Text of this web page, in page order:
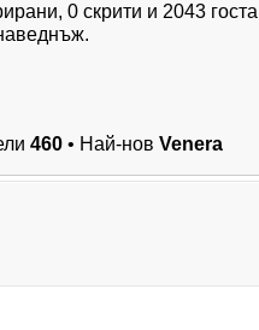
0 скрити и 2043
460 • Най-нов Venera